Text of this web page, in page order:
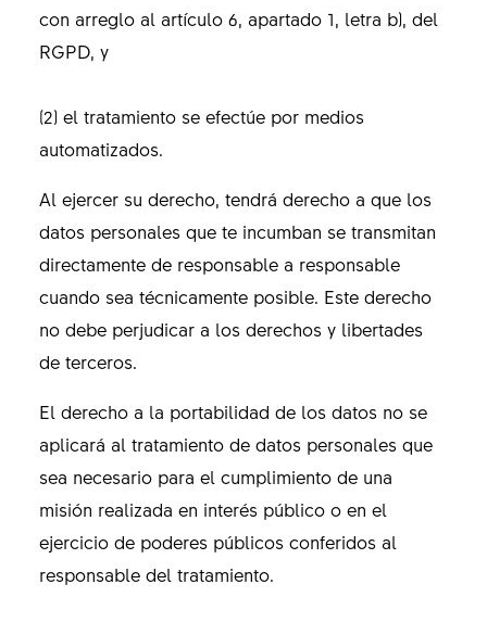
con arreglo al artículo 6, apartado 1, letra b), del
RGPD, y
(2) el tratamiento se efectúe por medios
automatizados.
Al ejercer su derecho, tendrá derecho a que los
datos personales que te incumban se transmitan
directamente de responsable a responsable
cuando sea técnicamente posible. Este derecho
no debe perjudicar a los derechos y libertades
de terceros.
El derecho a la portabilidad de los datos no se
aplicará al tratamiento de datos personales que
sea necesario para el cumplimiento de una
misión realizada en interés público o en el
ejercicio de poderes públicos conferidos al
responsable del tratamiento.